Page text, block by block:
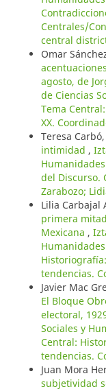
Centrales/
central
Omar
agosto, de
de Ciencias
Tema
XX.
Teresa Carbó,
intimidad ,
del Discurso.
Zarabozo;
Lilia Carbajal
primera
Mexicana ,
tendencias.
Javier Mac
El Bloque
electoral,
Sociales y
Central:
tendencias.
Juan Mora
subjetividad